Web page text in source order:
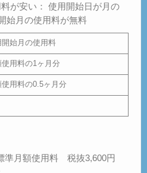
が安い： 使用開始日が月の
始月の使用料が無料
開始月の使用料
使用料の1ヶ月分
使用料の0.5ヶ月分
準月額使用料 税抜3,600円